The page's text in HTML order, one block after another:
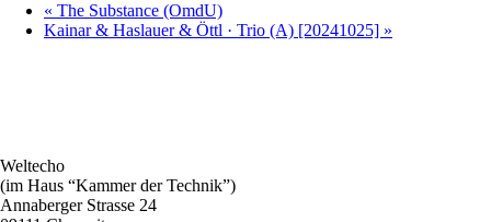
« The Substance (OmdU)
Kainar & Haslauer & Öttl · Trio (A) [20241025] »
Weltecho
(im Haus “Kammer der Technik”)
Annaberger Strasse 24